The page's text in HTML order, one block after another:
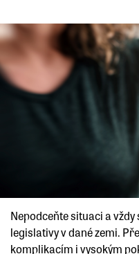
Nepodceňte situaci a
legislativy v dané zemi.
komplikacím i vysokým